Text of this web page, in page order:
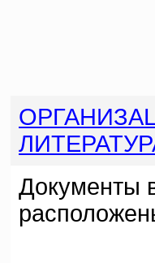
Документы